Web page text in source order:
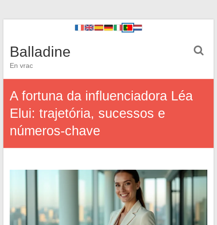
Balladine
En vrac
A fortuna da influenciadora Léa
Elui: trajetória, sucessos e
números-chave